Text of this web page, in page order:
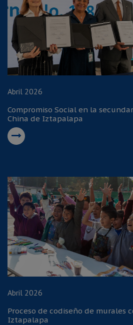
Abril 2026
Compromiso Social en la
China de Iztapalapa
Abril 2026
Proceso de codiseño de murales
Iztapalapa